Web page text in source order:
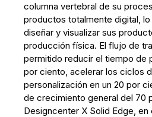
columna vertebral de su
productos totalmente digital,
diseñar y visualizar sus
producción física. El flujo de
permitido reducir el tiempo de
por ciento, acelerar los ciclos
personalización en un 20 por
de crecimiento general del 70
Designcenter X Solid Edge,